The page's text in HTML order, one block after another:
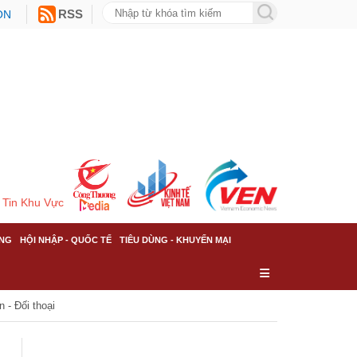
RSS
Tin Khu Vực
HỘI NHẬP - QUỐC TẾ TIÊU DÙNG - KHUYẾN MẠI
- Đối thoại